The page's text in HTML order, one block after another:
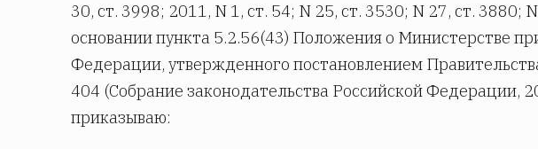
30, ст. 3998; 2011, N 1, ст. 54; N 25, ст. 3530; N 27, ст. 3880;
основании пункта 5.2.56(43) Положения о Министерстве
Федерации, утвержденного постановлением
404 (Собрание законодательства Российской Федерации,
приказываю: